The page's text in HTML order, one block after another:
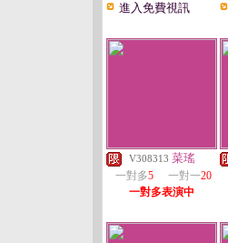
進入免費視訊
V308313 菜瑤
一對多5 一對一20
一對多表演中